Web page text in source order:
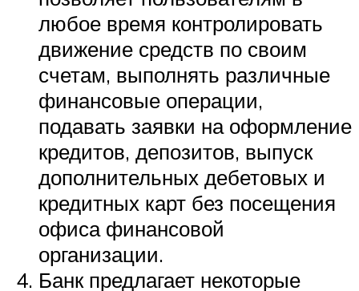
любое время контролировать
движение средств по своим
счетам, выполнять различные
финансовые операции,
подавать заявки на оформление
кредитов, депозитов, выпуск
дополнительных дебетовых и
кредитных карт без посещения
офиса финансовой
организации.
Банк предлагает некоторые